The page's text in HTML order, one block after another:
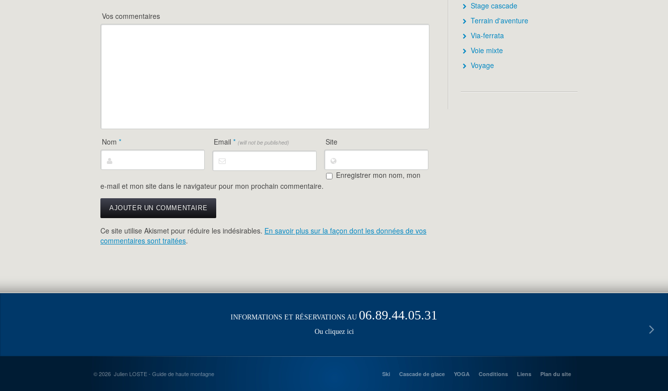
Vos commentaires
Nom * Email * (will not be published) Site
Enregistrer mon nom, mon
e-mail et mon site dans le navigateur pour mon prochain commentaire.
Ce site utilise Akismet pour réduire les indésirables. En savoir plus sur la façon dont les données de vos
commentaires sont traitées.
Stage cascade
Terrain d'aventure
Via-ferrata
Voie mixte
Voyage
INFORMATIONS ET RÉSERVATIONS AU 06.89.44.05.31
Ou cliquez ici
© 2026 Julien LOSTE - Guide de haute montagne Ski Cascade de glace YOGA Conditions Liens Plan du site